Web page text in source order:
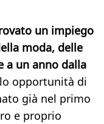
un impiego
moda, delle
a un anno dalla
opportunità di
già nel primo
e proprio